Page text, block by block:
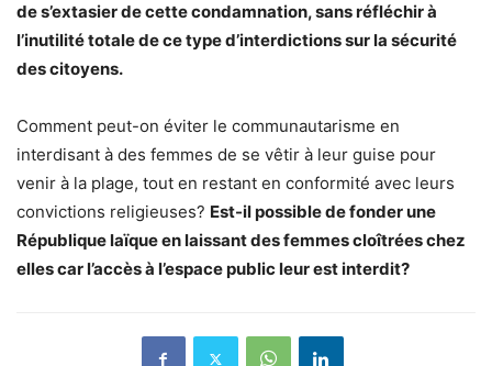
de s’extasier de cette condamnation, sans réfléchir à
l’inutilité totale de ce type d’interdictions sur la sécurité
des citoyens.
Comment peut-on éviter le communautarisme en
interdisant à des femmes de se vêtir à leur guise pour
venir à la plage, tout en restant en conformité avec leurs
convictions religieuses? Est-il possible de fonder une
République laïque en laissant des femmes cloîtrées chez
elles car l’accès à l’espace public leur est interdit?